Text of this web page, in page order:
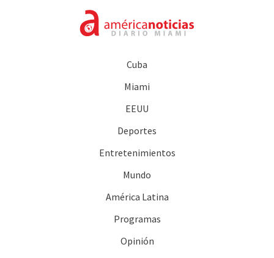
Cuba
Miami
EEUU
Deportes
Entretenimientos
Mundo
América Latina
Programas
Opinión